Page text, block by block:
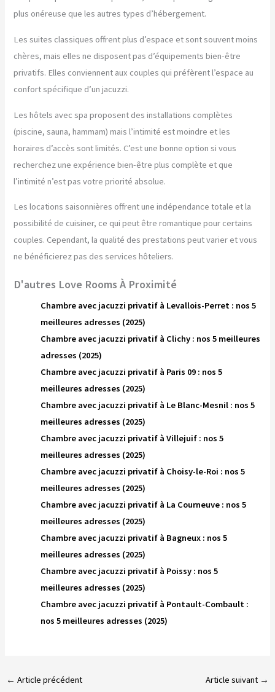
plus onéreuse que les autres types d’hébergement.
Les suites classiques offrent plus d’espace et sont souvent moins
chères, mais elles ne disposent pas d’équipements bien-être
privatifs. Elles conviennent aux couples qui préfèrent l’espace au
confort spécifique d’un jacuzzi.
Les hôtels avec spa proposent des installations complètes
(piscine, sauna, hammam) mais l’intimité est moindre et les
horaires d’accès sont limités. C’est une bonne option si vous
recherchez une expérience bien-être plus complète et que
l’intimité n’est pas votre priorité absolue.
Les locations saisonnières offrent une indépendance totale et la
possibilité de cuisiner, ce qui peut être romantique pour certains
couples. Cependant, la qualité des prestations peut varier et vous
ne bénéficierez pas des services hôteliers.
D'autres Love Rooms À Proximité
Chambre avec jacuzzi privatif à Levallois-Perret : nos 5
meilleures adresses (2025)
Chambre avec jacuzzi privatif à Clichy : nos 5 meilleures
adresses (2025)
Chambre avec jacuzzi privatif à Paris 09 : nos 5
meilleures adresses (2025)
Chambre avec jacuzzi privatif à Le Blanc-Mesnil : nos 5
meilleures adresses (2025)
Chambre avec jacuzzi privatif à Villejuif : nos 5
meilleures adresses (2025)
Chambre avec jacuzzi privatif à Choisy-le-Roi : nos 5
meilleures adresses (2025)
Chambre avec jacuzzi privatif à La Courneuve : nos 5
meilleures adresses (2025)
Chambre avec jacuzzi privatif à Bagneux : nos 5
meilleures adresses (2025)
Chambre avec jacuzzi privatif à Poissy : nos 5
meilleures adresses (2025)
Chambre avec jacuzzi privatif à Pontault-Combault :
nos 5 meilleures adresses (2025)
← Article précédent Article suivant →